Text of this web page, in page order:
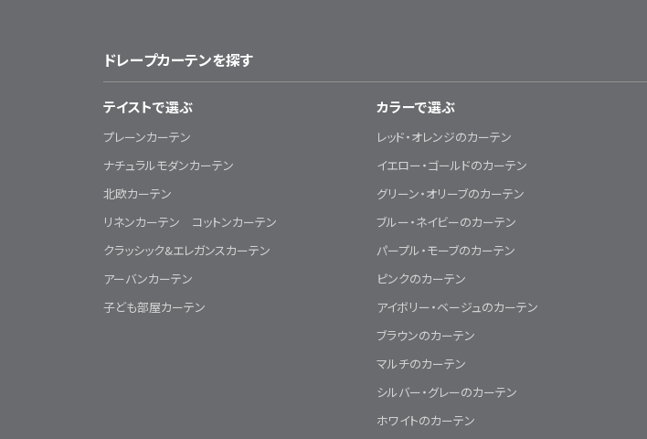
ドレープカーテンを探す
テイストで選ぶ
プレーンカーテン
ナチュラルモダンカーテン
北欧カーテン
リネンカーテン コットンカーテン
クラッシック&エレガンスカーテン
アーバンカーテン
子ども部屋カーテン
カラーで選ぶ
レッド・オレンジのカーテン
イエロー・ゴールドのカーテン
グリーン・オリーブのカーテン
ブルー・ネイビーのカーテン
パープル・モーブのカーテン
ピンクのカーテン
アイボリー・ベージュのカーテン
ブラウンのカーテン
マルチのカーテン
シルバー・グレーのカーテン
ホワイトのカーテン